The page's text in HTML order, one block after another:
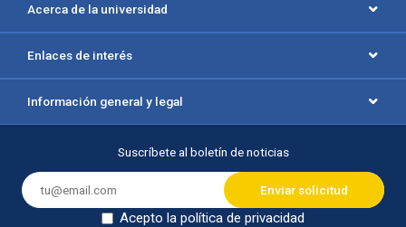
Acerca de la universidad
Enlaces de interés
Información general y legal
Suscríbete al boletín de noticias
Acepto la política de privacidad